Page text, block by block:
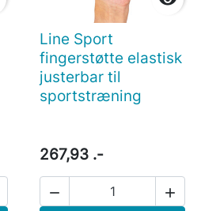
Line Sport
fingerstøtte elastisk
justerbar til
sportstræning
267,93 .-
 